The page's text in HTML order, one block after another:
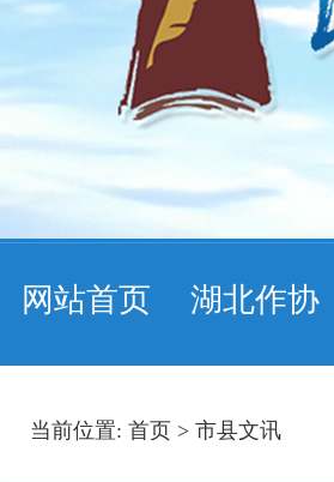
网站首页 湖北作协
当前位置: 首页 > 市县文讯